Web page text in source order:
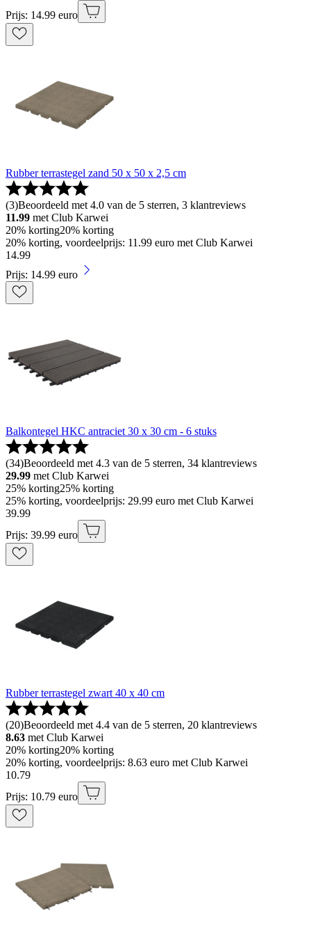
Prijs: 14.99 euro
Rubber terrastegel zand 50 x 50 x 2,5 cm
(3)Beoordeeld met 4.0 van de 5 sterren, 3 klantreviews
11.99 met Club Karwei
20% korting20% korting
20% korting, voordeelprijs: 11.99 euro met Club Karwei
14.99
Prijs: 14.99 euro
Balkontegel HKC antraciet 30 x 30 cm - 6 stuks
(34)Beoordeeld met 4.3 van de 5 sterren, 34 klantreviews
29.99 met Club Karwei
25% korting25% korting
25% korting, voordeelprijs: 29.99 euro met Club Karwei
39.99
Prijs: 39.99 euro
Rubber terrastegel zwart 40 x 40 cm
(20)Beoordeeld met 4.4 van de 5 sterren, 20 klantreviews
8.63 met Club Karwei
20% korting20% korting
20% korting, voordeelprijs: 8.63 euro met Club Karwei
10.79
Prijs: 10.79 euro